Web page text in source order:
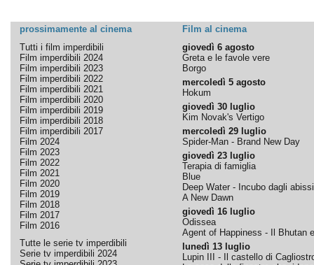
prossimamente al cinema
Film al cinema
Tutti i film imperdibili
Film imperdibili 2024
Film imperdibili 2023
Film imperdibili 2022
Film imperdibili 2021
Film imperdibili 2020
Film imperdibili 2019
Film imperdibili 2018
Film imperdibili 2017
Film 2024
Film 2023
Film 2022
Film 2021
Film 2020
Film 2019
Film 2018
Film 2017
Film 2016
Tutte le serie tv imperdibili
Serie tv imperdibili 2024
giovedì 6 agosto
Greta e le favole vere
Borgo
mercoledì 5 agosto
Hokum
giovedì 30 luglio
Kim Novak's Vertigo
mercoledì 29 luglio
Spider-Man - Brand New Day
giovedì 23 luglio
Terapia di famiglia
Blue
Deep Water - Incubo dagli abissi
A New Dawn
giovedì 16 luglio
Odissea
Agent of Happiness - Il Bhutan
lunedì 13 luglio
Lupin III - Il castello di